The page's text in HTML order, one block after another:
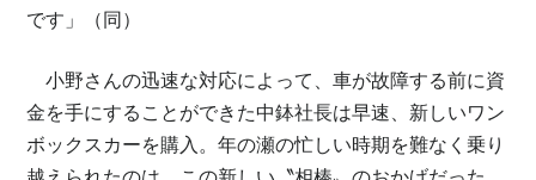
です」（同）
小野さんの迅速な対応によって、車が故障する前に資
金を手にすることができた中鉢社長は早速、新しいワン
ボックスカーを購入。年の瀬の忙しい時期を難なく乗り